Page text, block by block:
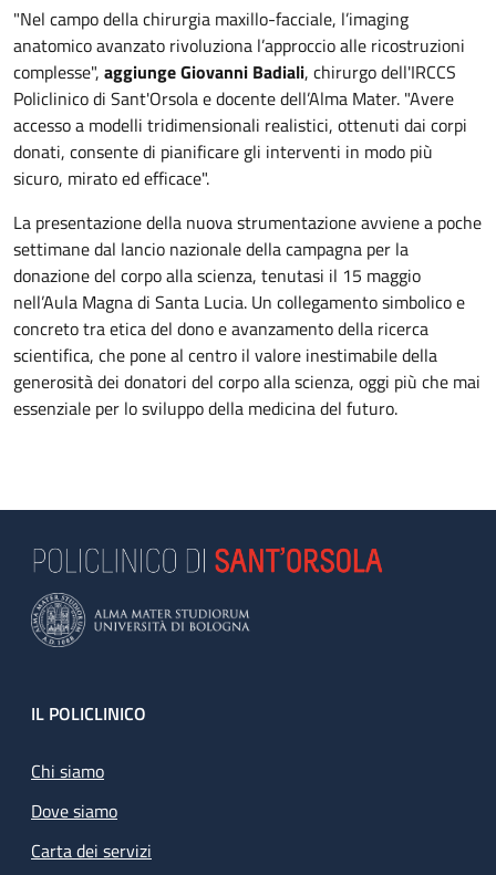
"Nel campo della chirurgia maxillo-facciale, l’imaging
anatomico avanzato rivoluziona l’approccio alle ricostruzioni
complesse", aggiunge Giovanni Badiali, chirurgo dell'IRCCS
Policlinico di Sant'Orsola e docente dell’Alma Mater. "Avere
accesso a modelli tridimensionali realistici, ottenuti dai corpi
donati, consente di pianificare gli interventi in modo più
sicuro, mirato ed efficace".
La presentazione della nuova strumentazione avviene a poche
settimane dal lancio nazionale della campagna per la
donazione del corpo alla scienza, tenutasi il 15 maggio
nell’Aula Magna di Santa Lucia. Un collegamento simbolico e
concreto tra etica del dono e avanzamento della ricerca
scientifica, che pone al centro il valore inestimabile della
generosità dei donatori del corpo alla scienza, oggi più che mai
essenziale per lo sviluppo della medicina del futuro.
Footer
IL POLICLINICO
Chi siamo
Dove siamo
Carta dei servizi